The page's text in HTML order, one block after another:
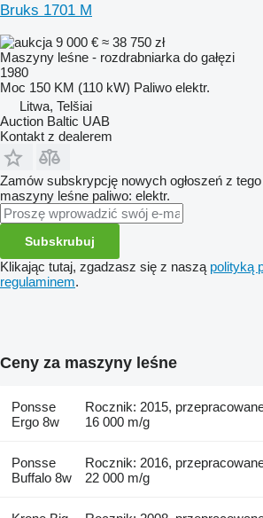
Bruks 1701 M
9 000 € ≈ 38 750 zł
Maszyny leśne - rozdrabniarka do gałęzi
1980
Moc 150 KM (110 kW) Paliwo elektr.
Litwa, Telšiai
Auction Baltic UAB
Kontakt z dealerem
Zamów subskrypcję nowych ogłoszeń z tego
maszyny leśne paliwo: elektr.
Subskrubuj
Klikając tutaj, zgadzasz się z naszą polityką
regulaminem.
Ceny za maszyny leśne
Ponsse
Ergo 8w
Rocznik: 2015,
16 000 m/g
Ponsse
Buffalo 8w
Rocznik: 2016,
22 000 m/g